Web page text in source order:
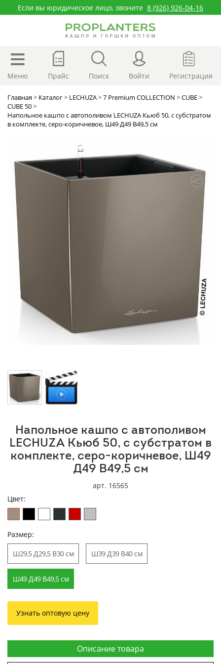
Если вы юридическое лицо, звоните 8 (926) 926-04-16
Меню Прайс Поиск Войти Регистрация
Главная> Каталог> LECHUZA>7 Premium COLLECTION >CUBE>
CUBE 50>
Напольное кашпо с автополивом LECHUZA Кьюб 50, с субстратом
в комплекте, серо-коричневое, Ш49 Д49 В49,5 см
Напольное кашпо с автополивом
LECHUZA Кьюб 50, с субстратом в
комплекте, серо-коричневое, Ш49
Д49 В49,5 см
арт. 16565
Цвет:
Размер:
Ш29,5 Д29,5 В30 см Ш39 Д39 В40 см
Ш49 Д49 В49,5 см
Узнать оптовую цену
Описание товара